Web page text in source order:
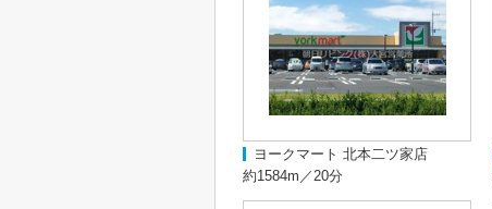
ヨークマート 北本二ツ家店
約1584m／20分